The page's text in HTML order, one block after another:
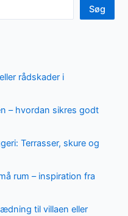
Søg
rådskader i
– hvordan sikres godt
Terrasser, skure og
rum – inspiration fra
til villaen eller